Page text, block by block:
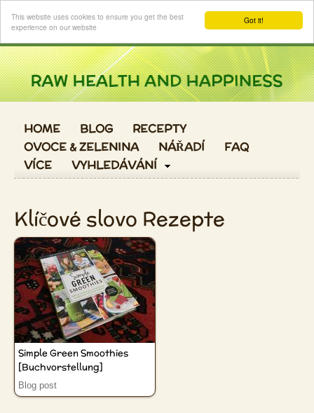
Got it!
This website uses cookies to ensure you get the best
experience on our website
Login
HOME BLOG
RECEPTY
OVOCE & ZELENINA
NÁŘADÍ
FAQ
VÍCE
VYHLEDÁVÁNÍ
Klíčové slovo Rezepte
Simple Green Smoothies
[Buchvorstellung]
Blog post